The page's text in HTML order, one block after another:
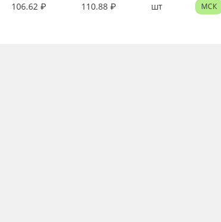
106.62 ₽ 110.88 ₽ шт МСК